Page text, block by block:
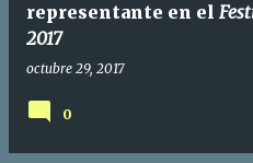
representante en el
2017
octubre 29, 2017
0